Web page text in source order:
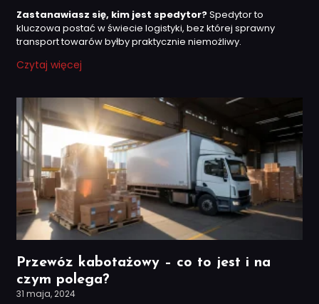
Zastanawiasz się, kim jest spedytor?Spedytor to
kluczowa postać w świecie logistyki, bez której sprawny
transport towarów byłby praktycznie niemożliwy.
Czytaj więcej
Przewóz kabotażowy – co to jest i na
czym polega?
31 maja, 2024